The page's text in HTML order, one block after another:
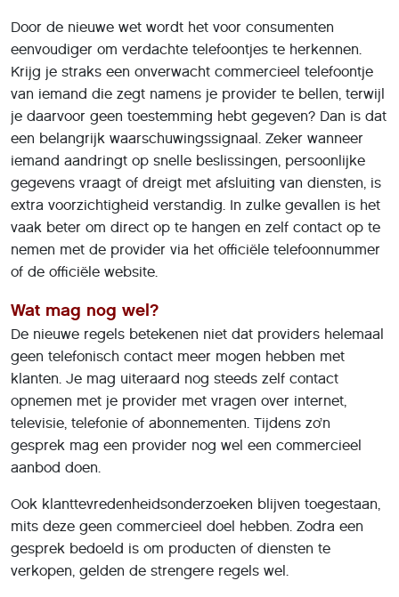
Door de nieuwe wet wordt het voor consumenten
eenvoudiger om verdachte telefoontjes te herkennen.
Krijg je straks een onverwacht commercieel telefoontje
van iemand die zegt namens je provider te bellen, terwijl
je daarvoor geen toestemming hebt gegeven? Dan is dat
een belangrijk waarschuwingssignaal. Zeker wanneer
iemand aandringt op snelle beslissingen, persoonlijke
gegevens vraagt of dreigt met afsluiting van diensten, is
extra voorzichtigheid verstandig. In zulke gevallen is het
vaak beter om direct op te hangen en zelf contact op te
nemen met de provider via het officiële telefoonnummer
of de officiële website.
Wat mag nog wel?
De nieuwe regels betekenen niet dat providers helemaal
geen telefonisch contact meer mogen hebben met
klanten. Je mag uiteraard nog steeds zelf contact
opnemen met je provider met vragen over internet,
televisie, telefonie of abonnementen. Tijdens zo’n
gesprek mag een provider nog wel een commercieel
aanbod doen.
Ook klanttevredenheidsonderzoeken blijven toegestaan,
mits deze geen commercieel doel hebben. Zodra een
gesprek bedoeld is om producten of diensten te
verkopen, gelden de strengere regels wel.